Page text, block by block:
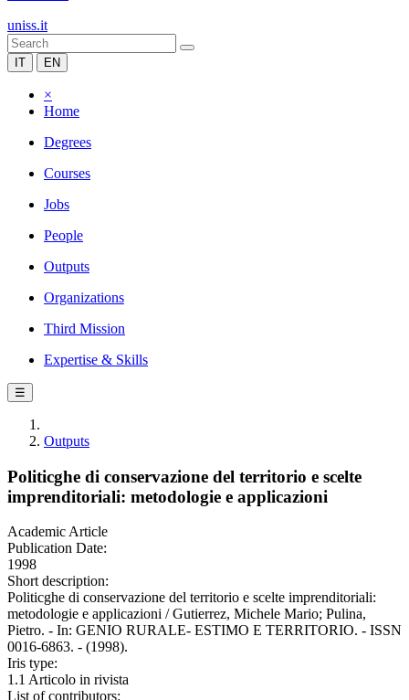
uniss.it
IT EN
×
Home
Degrees
Courses
Jobs
People
Outputs
Organizations
Third Mission
Expertise & Skills
☰
Outputs
Politicghe di conservazione del territorio e scelte
imprenditoriali: metodologie e applicazioni
Academic Article
Publication Date:
1998
Short description:
Politicghe di conservazione del territorio e scelte imprenditoriali:
metodologie e applicazioni / Gutierrez, Michele Mario; Pulina,
Pietro. - In: GENIO RURALE- ESTIMO E TERRITORIO. - ISSN
0016-6863. - (1998).
Iris type:
1.1 Articolo in rivista
List of contributors: